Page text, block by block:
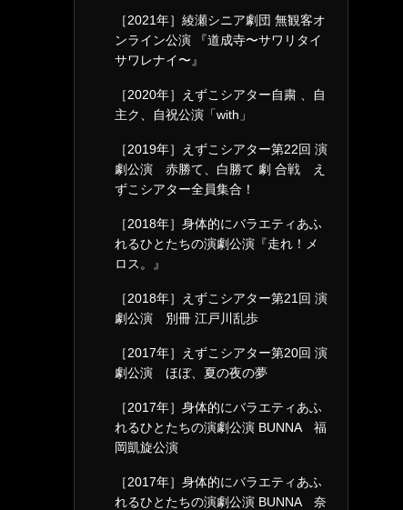
［2021年］綾瀬シニア劇団 無観客オ
ンライン公演 『道成寺〜サワリタイ
サワレナイ〜』
［2020年］えずこシアター自粛 、自
主ク、自祝公演「with」
［2019年］えずこシアター第22回 演
劇公演 赤勝て、白勝て 劇 合戦 え
ずこシアター全員集合！
［2018年］身体的にバラエティあふ
れるひとたちの演劇公演『走れ！メ
ロス。』
［2018年］えずこシアター第21回 演
劇公演 別冊 江戸川乱歩
［2017年］えずこシアター第20回 演
劇公演 ほぼ、夏の夜の夢
［2017年］身体的にバラエティあふ
れるひとたちの演劇公演 BUNNA 福
岡凱旋公演
［2017年］身体的にバラエティあふ
れるひとたちの演劇公演 BUNNA 奈